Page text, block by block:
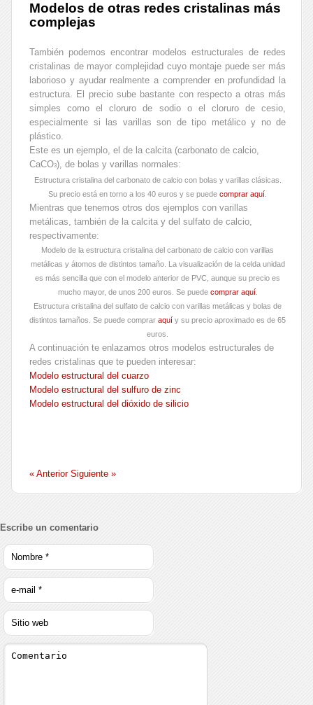
Modelos de otras redes cristalinas más
complejas
También podemos encontrar modelos estructurales de redes
cristalinas de mayor complejidad cuyo montaje puede ser más
laborioso y ayudar realmente a comprender en profundidad la
estructura. El precio sube bastante con respecto a otras más
simples como el cloruro de sodio o el cloruro de cesio,
especialmente si las varillas son de tipo metálico y no de
plástico.
Este es un ejemplo, el de la calcita (carbonato de calcio,
CaCO3), de bolas y varillas normales:
Estructura cristalina del carbonato de calcio con bolas y varillas clásicas.
Su precio está en torno a los 40 euros y se puede comprar aquí
Mientras que tenemos otros dos ejemplos con varillas
metálicas, también de la calcita y del sulfato de calcio,
respectivamente:
Modelo de la estructura cristalina del carbonato de calcio con varillas
metálicas y átomos de distintos tamaño. La visualización de la celda unidad
es más sencilla que con el modelo anterior de PVC, aunque su precio es
mucho mayor, de unos 200 euros. Se puede comprar aquí.
Estructura cristalina del sulfato de calcio con varillas metálicas y bolas de
distintos tamaños. Se puede comprar aquí y su precio aproximado es de 65
euros.
A continuación te enlazamos otros modelos estructurales de
redes cristalinas que te pueden interesar:
Modelo estructural del cuarzo
Modelo estructural del sulfuro de zinc
Modelo estructural del dióxido de silicio
« Anterior Siguiente »
Escribe un comentario